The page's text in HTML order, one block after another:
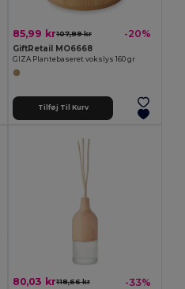
85,99 kr107,89 kr -20%
GiftRetail MO6668
GIZA Plantebaseret vokslys 160 gr
Tilføj Til Kurv
80,03 kr118,66 kr -33%